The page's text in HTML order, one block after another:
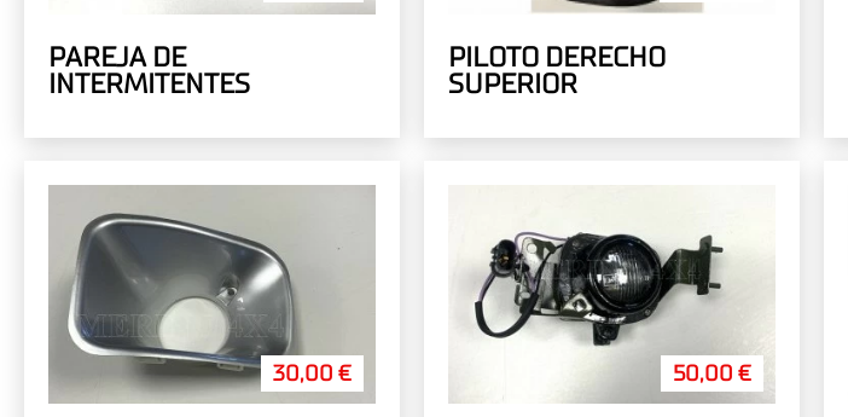
PAREJA DE
INTERMITENTES
PILOTO DERECHO
SUPERIOR
30,00 € 50,00 €